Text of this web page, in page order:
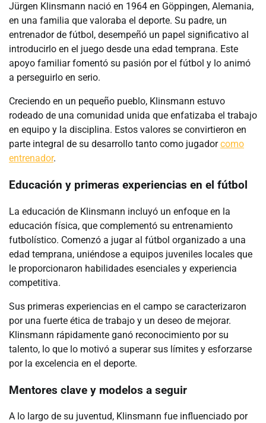
Jürgen Klinsmann nació en 1964 en Göppingen, Alemania,
en una familia que valoraba el deporte. Su padre, un
entrenador de fútbol, desempeñó un papel significativo al
introducirlo en el juego desde una edad temprana. Este
apoyo familiar fomentó su pasión por el fútbol y lo animó
a perseguirlo en serio.
Creciendo en un pequeño pueblo, Klinsmann estuvo
rodeado de una comunidad unida que enfatizaba el trabajo
en equipo y la disciplina. Estos valores se convirtieron en
parte integral de su desarrollo tanto como jugadorcomo
entrenador.
Educación y primeras experiencias en el fútbol
La educación de Klinsmann incluyó un enfoque en la
educación física, que complementó su entrenamiento
futbolístico. Comenzó a jugar al fútbol organizado a una
edad temprana, uniéndose a equipos juveniles locales que
le proporcionaron habilidades esenciales y experiencia
competitiva.
Sus primeras experiencias en el campo se caracterizaron
por una fuerte ética de trabajo y un deseo de mejorar.
Klinsmann rápidamente ganó reconocimiento por su
talento, lo que lo motivó a superar sus límites y esforzarse
por la excelencia en el deporte.
Mentores clave y modelos a seguir
A lo largo de su juventud, Klinsmann fue influenciado por